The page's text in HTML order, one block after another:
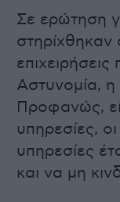
Σε ερώτηση
στηρίχθηκαν
Αστυνομία,
Προφανώς,
υπηρεσίες,
υπηρεσίες
και να μη